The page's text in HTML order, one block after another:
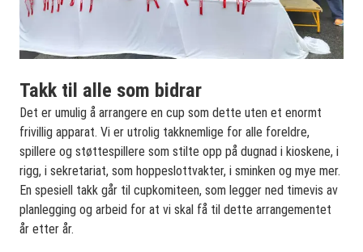
Takk til alle som bidrar
Det er umulig å arrangere en cup som dette uten et enormt
frivillig apparat. Vi er utrolig takknemlige for alle foreldre,
spillere og støttespillere som stilte opp på dugnad i kioskene, i
rigg, i sekretariat, som hoppeslottvakter, i sminken og mye mer.
En spesiell takk går til cupkomiteen, som legger ned timevis av
planlegging og arbeid for at vi skal få til dette arrangementet
år etter år.